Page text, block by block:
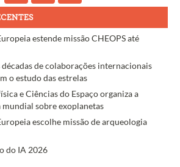
estende missão CHEOPS até
de colaborações internacionais
o estudo das estrelas
e Ciências do Espaço organiza a
sobre exoplanetas
escolhe missão de arqueologia
do IA 2026